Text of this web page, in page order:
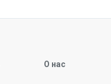
О нас